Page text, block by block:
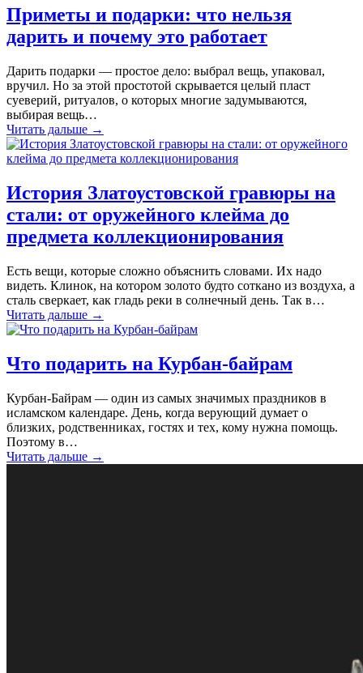
Приметы и подарки: что нельзя
дарить и почему это работает
Дарить подарки — простое дело: выбрал вещь, упаковал,
вручил. Но за этой простотой скрывается целый пласт
суеверий, ритуалов, о которых многие задумываются,
выбирая вещь…
Читать дальше →
История Златоустовской гравюры на
стали: от оружейного клейма до
предмета коллекционирования
Есть вещи, которые сложно объяснить словами. Их надо
видеть. Клинок, на котором золото будто соткано из воздуха, а
сталь сверкает, как гладь реки в солнечный день. Так в…
Читать дальше →
Что подарить на Курбан-байрам
Курбан-Байрам — один из самых значимых праздников в
исламском календаре. День, когда верующий думает о
близких, родственниках, гостях и тех, кому нужна помощь.
Поэтому в…
Читать дальше →